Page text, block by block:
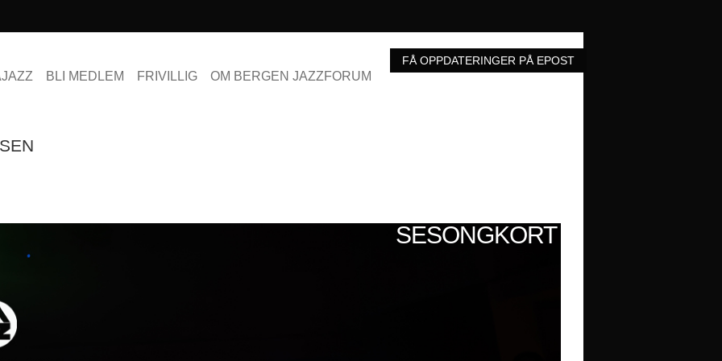
BLI MEDLEM FRIVILLIG OM BERGEN JAZZFORUM
SESONGKORT